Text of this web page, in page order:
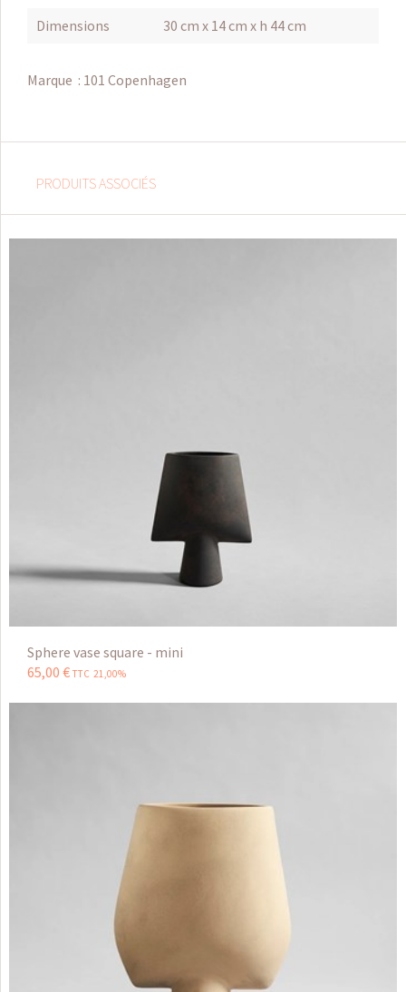
Dimensions
30 cm x 14 cm x h 44 cm
Marque : 101 Copenhagen
PRODUITS ASSOCIÉS
Sphere vase square - mini
65,00 € TTC 21,00%